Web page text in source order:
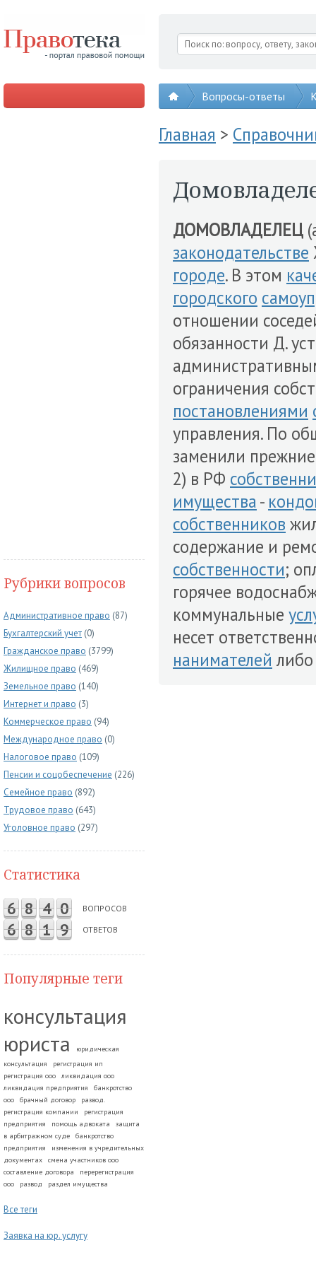
Вопросы-ответы
Рубрики вопросов
Административное право (87)
Бухгалтерский учет (0)
Гражданское право (3799)
Жилищное право (469)
Земельное право (140)
Интернет и право (3)
Коммерческое право (94)
Международное право (0)
Налоговое право (109)
Пенсии и соцобеспечение (226)
Семейное право (892)
Трудовое право (643)
Уголовное право (297)
Статистика
6 8 4 0 ВОПРОСОВ
6 8 1 9 ОТВЕТОВ
Популярные теги
консультация
юриста
юридическая
консультация
регистрация ип
регистрация ооо
ликвидация ооо
ликвидация предприятия
банкротство
ооо
брачный договор
развод.
регистрация компании
регистрация
предприятия
помощь адвоката
защита
в арбитражном суде
банкротство
предприятия
изменения в учредительных
документах
смена участников ооо
составление договора
перерегистрация
ооо
развод раздел имущества
Все теги
Заявка на юр. услугу
Главная >
ДОМОВЛАДЕЛЕЦ
законодательстве
городе. В этом
городского
отношении
обязанности Д.
ограничения
постановлениями
управления. По
заменили
2) в РФ
имущества-
собственников
содержание и
собственности;
горячее
коммунальные
несет
нанимателей